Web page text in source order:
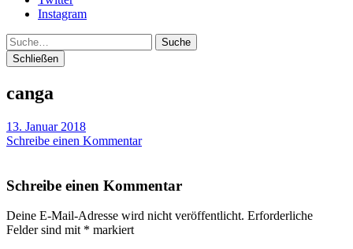
Instagram
Suche
Schließen
canga
13. Januar 2018
Schreibe einen Kommentar
Schreibe einen Kommentar
Deine E-Mail-Adresse wird nicht veröffentlicht. Erforderliche
Felder sind mit * markiert